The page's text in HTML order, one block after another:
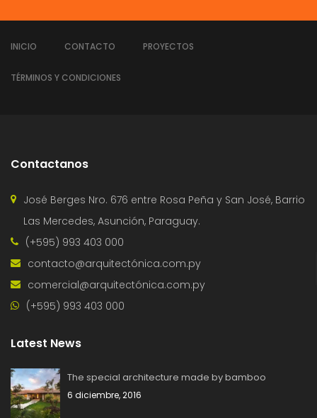
INICIO CONTACTO PROYECTOS
TÉRMINOS Y CONDICIONES
Contactanos
José Berges Nro. 676 entre Rosa Peña y San José, Barrio
Las Mercedes, Asunción, Paraguay.
(+595) 993 403 000
contacto@arquitectónica.com.py
comercial@arquitectónica.com.py
(+595) 993 403 000
Latest News
The special architecture made by bamboo
6 diciembre, 2016